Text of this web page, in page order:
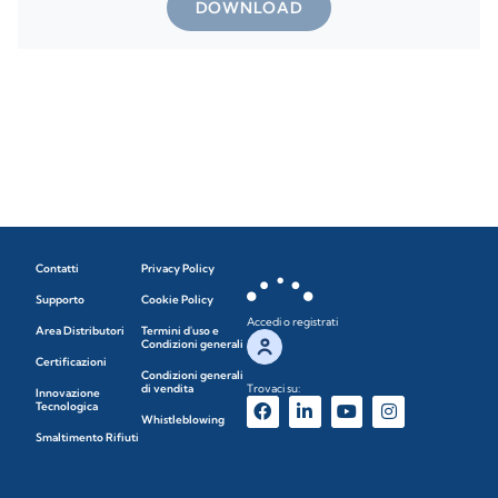
DOWNLOAD
Contatti
Supporto
Area Distributori
Certificazioni
Innovazione
Tecnologica
Smaltimento Rifiuti
Privacy Policy
Cookie Policy
Termini d'uso e
Condizioni generali
Condizioni generali
di vendita
Whistleblowing
Accedi o registrati
Trovaci su: